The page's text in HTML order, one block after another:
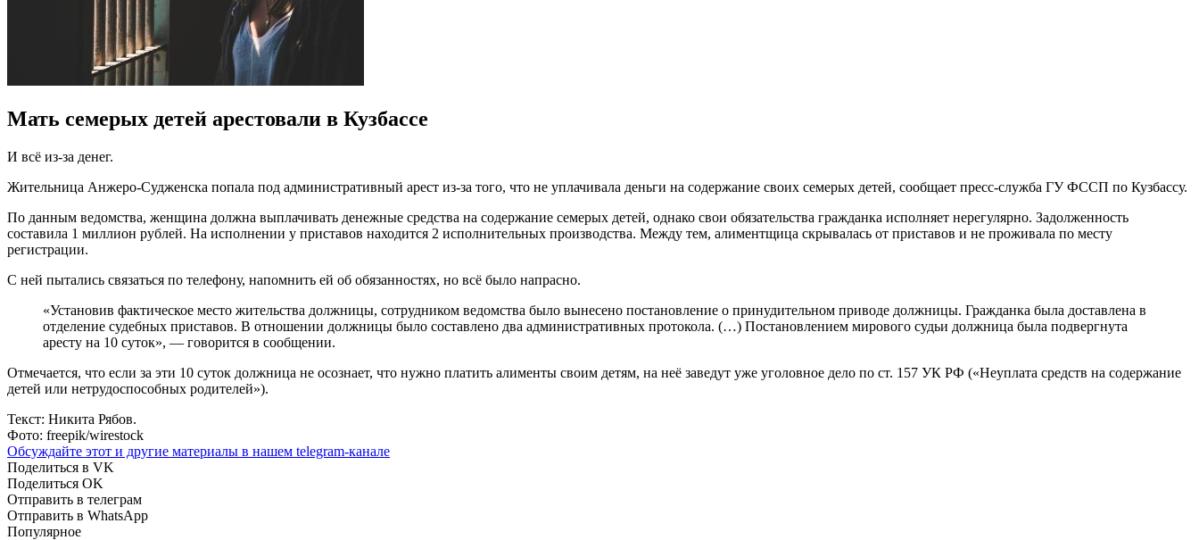
Мать семерых детей арестовали в Кузбассе
И всё из-за денег.
Жительница Анжеро-Судженска попала под административный арест из-за того, что не уплачивала деньги на содержание своих семерых детей, сообщает пресс-служба ГУ ФССП по Кузбассу.
По данным ведомства, женщина должна выплачивать денежные средства на содержание семерых детей, однако свои обязательства гражданка исполняет нерегулярно. Задолженность
составила 1 миллион рублей. На исполнении у приставов находится 2 исполнительных производства. Между тем, алиментщица скрывалась от приставов и не проживала по месту
регистрации.
С ней пытались связаться по телефону, напомнить ей об обязанностях, но всё было напрасно.
«Установив фактическое место жительства должницы, сотрудником ведомства было вынесено постановление о принудительном приводе должницы. Гражданка была доставлена в
отделение судебных приставов. В отношении должницы было составлено два административных протокола. (…) Постановлением мирового судьи должница была подвергнута
аресту на 10 суток», — говорится в сообщении.
Отмечается, что если за эти 10 суток должница не осознает, что нужно платить алименты своим детям, на неё заведут уже уголовное дело по ст. 157 УК РФ («Неуплата средств на содержание
детей или нетрудоспособных родителей»).
Текст: Никита Рябов.
Фото: freepik/wirestock
Обсуждайте этот и другие материалы в нашем telegram-канале
Поделиться в VK
Поделиться OK
Отправить в телеграм
Отправить в WhatsApp
Популярное